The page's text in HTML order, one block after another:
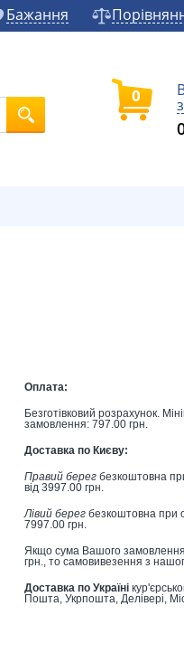
Бажання
0
Оплата:
Безготівковий розрахунок.
замовлення: 797.00 грн.
Доставка по Києву:
Правий берегбезкоштовна
від 3997.00 грн.
Лівий берегбезкоштовна при
7997.00 грн.
Якщо сума Вашого
грн., то самовивезення з
Доставка по Україні
Пошта, Укрпошта, Делівері,